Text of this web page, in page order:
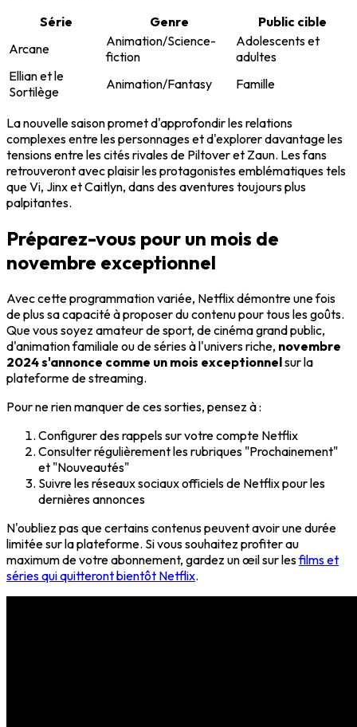
Série
Genre
Public cible
Arcane
Animation/Science-
fiction
Adolescents et
adultes
Ellian et le
Sortilège
Animation/Fantasy Famille
La nouvelle saison promet d'approfondir les relations
complexes entre les personnages et d'explorer davantage les
tensions entre les cités rivales de Piltover et Zaun. Les fans
retrouveront avec plaisir les protagonistes emblématiques tels
que Vi, Jinx et Caitlyn, dans des aventures toujours plus
palpitantes.
Préparez-vous pour un mois de
novembre exceptionnel
Avec cette programmation variée, Netflix démontre une fois
de plus sa capacité à proposer du contenu pour tous les goûts.
Que vous soyez amateur de sport, de cinéma grand public,
d'animation familiale ou de séries à l'univers riche, novembre
2024 s'annonce comme un mois exceptionnelsur la
plateforme de streaming.
Pour ne rien manquer de ces sorties, pensez à :
Configurer des rappels sur votre compte Netflix
Consulter régulièrement les rubriques "Prochainement"
et "Nouveautés"
Suivre les réseaux sociaux officiels de Netflix pour les
dernières annonces
N'oubliez pas que certains contenus peuvent avoir une durée
limitée sur la plateforme. Si vous souhaitez profiter au
maximum de votre abonnement, gardez un œil sur lesfilms et
séries qui quitteront bientôt Netflix.